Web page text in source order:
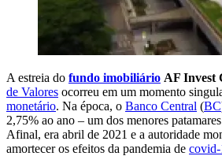
A estreia do fundo imobiliário AF Invest
de Valores ocorreu em um momento
monetário. Na época, o Banco Central (BC
2,75% ao ano – um dos menores
Afinal, era abril de 2021 e a autoridade
amortecer os efeitos da pandemia de